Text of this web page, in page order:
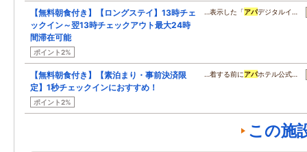
【無料朝食付き】【ロングステイ】13時チェ
ックイン～翌13時チェックアウト最大24時
間滞在可能
ポイント2%
…表示した「アパデジタルイ…
【無料朝食付き】【素泊まり・事前決済限
定】1秒チェックインにおすすめ！
ポイント2%
…着する前にアパホテル公式…
この施